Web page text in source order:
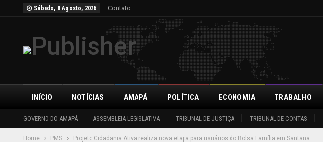
Sábado, 8 Agosto, 2026 Contato
INÍCIO
GOVERNO DO AMAPÁ ASSEMBLEIA LEGISLATIVA TRIBUNAL DE JUSTIÇA TRIBUNAL DE CONTAS
NOTÍCIAS AMAPÁ POLÍTICA ECONOMIA TRABALHO
Home PMS Projeto Cidadania Ativa realiza nova etapa para usuários do Bolsa Família em Santana